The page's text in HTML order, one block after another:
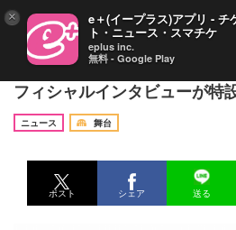
望海風斗、アルバムジャケ
フィシャルインタビューが特
ニュース
舞台
ポスト シェア 送る
× e＋(イープラス)アプリ - チ
ト・ニュース・スマチケ
eplus inc.
無料 - Google Play